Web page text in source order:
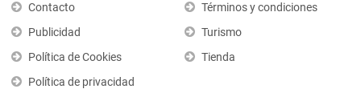
Contacto
Publicidad
Política de Cookies
Política de privacidad
Términos y condiciones
Turismo
Tienda